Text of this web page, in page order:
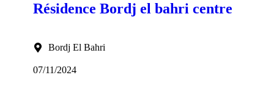
Résidence Bordj el bahri centre
Bordj El Bahri
07/11/2024